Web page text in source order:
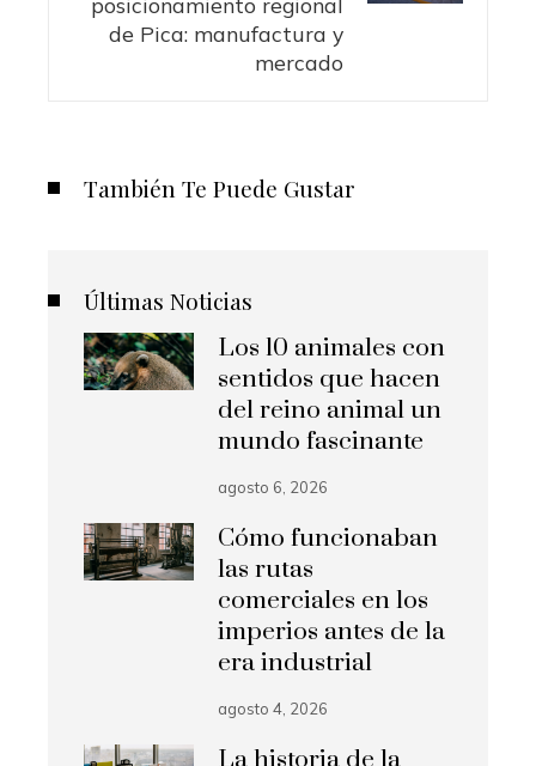
de Pica: manufactura y
mercado
También Te Puede Gustar
Últimas Noticias
Los 10 animales con
sentidos que hacen
del reino animal un
mundo fascinante
agosto 6, 2026
Cómo funcionaban
las rutas
comerciales en los
imperios antes de la
era industrial
agosto 4, 2026